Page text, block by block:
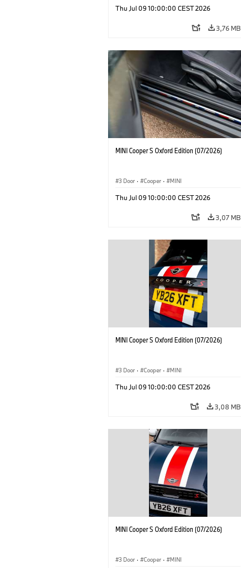
Thu Jul 09 10:00:00 CEST 2026
3,76 MB
MINI Cooper S Oxford Edition (07/2026)
3 Door · Cooper · MINI
Thu Jul 09 10:00:00 CEST 2026
3,07 MB
MINI Cooper S Oxford Edition (07/2026)
3 Door · Cooper · MINI
Thu Jul 09 10:00:00 CEST 2026
3,08 MB
MINI Cooper S Oxford Edition (07/2026)
3 Door · Cooper · MINI